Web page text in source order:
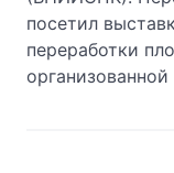
посетил
переработки